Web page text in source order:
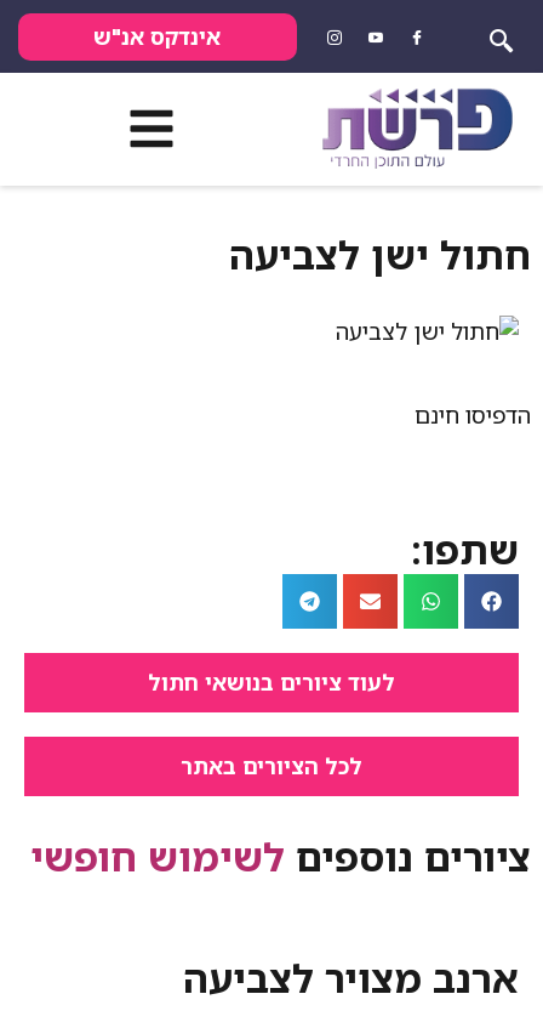
אינדקס אנ"ש
לצביעה
לעוד ציורים בנושאי חתול
לכל הציורים באתר
נוספיםלשימוש חופשי
מצויר לצביעה